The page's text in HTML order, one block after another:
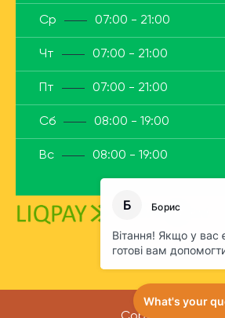
Ср 07:00 - 21:00
Чт 07:00 - 21:00
Пт 07:00 - 21:00
Сб 08:00 - 19:00
Вс 08:00 - 19:00